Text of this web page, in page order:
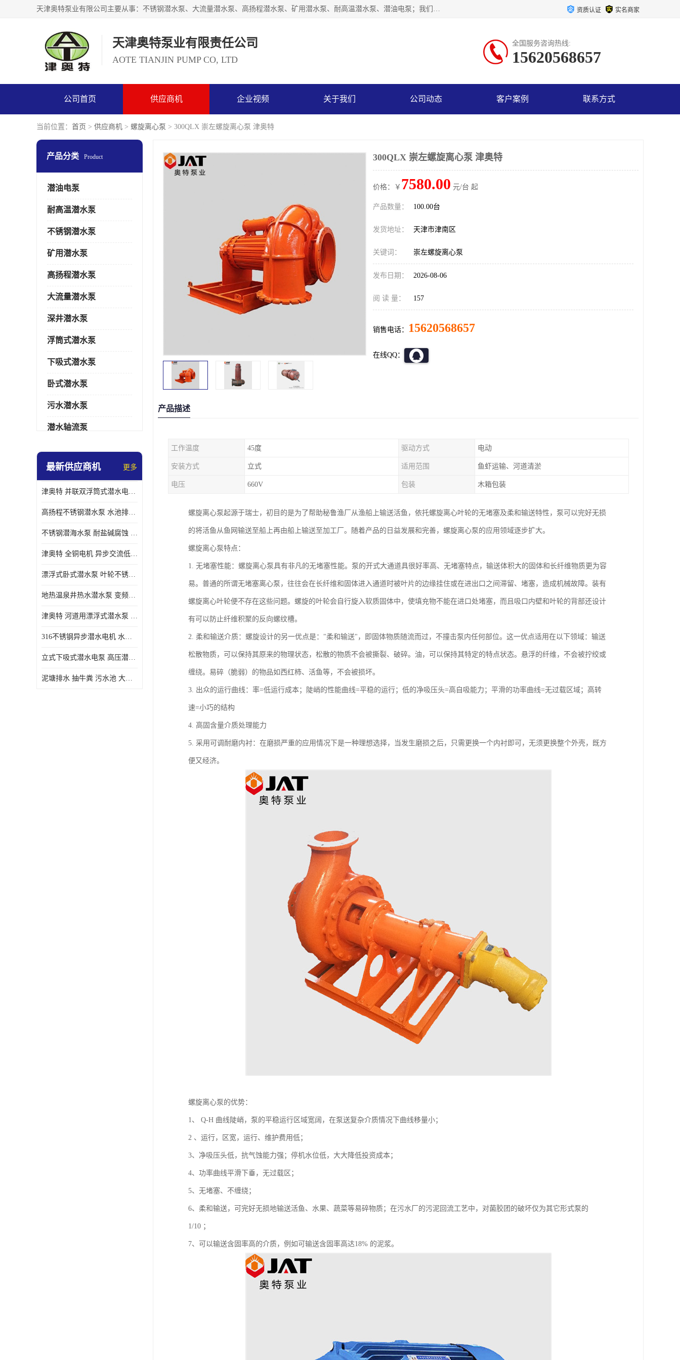
天津奥特泵业有限公司主要从事：不锈钢潜水泵、大流量潜水泵、高扬程潜水泵、矿用潜水泵、耐高温潜水泵、潜油电泵；我们以开发研制生产各种用途的水泵为主，历经十多年艰苦创业，已成为总资产达伍仟多万元，占地面积1万多平方米，年生产能力几百万（台）套，形成集设计研发、制造安装、技术服务于一体的现代规模型企业。 资质认证 实名商家
天津奥特泵业有限责任公司
AOTE TIANJIN PUMP CO, LTD
全国服务咨询热线:
15620568657
公司首页 供应商机 企业视频 关于我们 公司动态 客户案例 联系方式
当前位置： 首页 > 供应商机 > 螺旋离心泵 > 300QLX 崇左螺旋离心泵 津奥特
产品分类 Product
潜油电泵
耐高温潜水泵
不锈钢潜水泵
矿用潜水泵
高扬程潜水泵
大流量潜水泵
深井潜水泵
浮筒式潜水泵
下吸式潜水泵
卧式潜水泵
污水潜水泵
潜水轴流泵
螺旋离心泵
控制柜
最新供应商机 更多
津奥特 并联双浮筒式潜水电泵 矿山抢险泵 大流量卧式安装 可提供定制
高扬程不锈钢潜水泵 水池排水 变频 井用潜水电泵供应 能耗低 工厂批发
不锈钢潜海水泵 耐盐碱腐蚀 大流量 立式卧式下吸式安装 厂家定制
津奥特 全铜电机 异步交流低压潜水电机 运行稳定售后质保 致电咨询
漂浮式卧式潜水泵 叶轮不锈钢材质 大流量 变频抽水泵 厂家质保售后
地热温泉井热水潜水泵 变频不锈钢 130直径油泵 高温深井泵 津奥特
津奥特 河道用漂浮式潜水泵 不锈钢泵轴 大口径大流量 产品可定制
316不锈钢异步潜水电机 水冷式 可连续运行 定制功率电压 奥特泵业
立式下吸式潜水电泵 高压潜水排沙泵 大功率 深水施工作业 型号可定制
泥塘排水 抽牛粪 污水池 大口径潜水螺旋离心泵 材质特征 奥特泵业
300QLX 崇左螺旋离心泵 津奥特
价格：￥ 7580.00 元/台 起
产品数量： 100.00台
发货地址： 天津市津南区
关键词： 崇左螺旋离心泵
发布日期： 2026-08-06
阅 读 量： 157
销售电话： 15620568657
在线QQ：
产品描述
工作温度 45度 驱动方式 电动
安装方式 立式 适用范围 鱼虾运输、河道清淤
电压 660V 包装 木箱包装
螺旋离心泵起源于瑞士，初目的是为了帮助秘鲁渔厂从渔船上输送活鱼，依托螺旋离心叶轮的无堵塞及柔和输送特性，泵可以完好无损
的将活鱼从鱼网输送至船上再由船上输送至加工厂。随着产品的日益发展和完善，螺旋离心泵的应用领域逐步扩大。
螺旋离心泵特点：
1. 无堵塞性能：螺旋离心泵具有非凡的无堵塞性能。泵的开式大通道具很好率高、无堵塞特点，输送体积大的固体和长纤维物质更为容
易。普通的所谓无堵塞离心泵，往往会在长纤维和固体进入通道时被叶片的边缘挂住或在进出口之间滞留、堵塞，造成机械故障。装有
螺旋离心叶轮便不存在这些问题。螺旋的叶轮会自行旋入软质固体中，使填充物不能在进口处堵塞，而且吸口内壁和叶轮的背部还设计
有可以防止纤维积聚的反向螺纹槽。
2. 柔和输送介质：螺旋设计的另一优点是："柔和输送"，即固体物质随流而过，不撞击泵内任何部位。这一优点适用在以下领域：输送
松散物质，可以保持其原来的物理状态，松散的物质不会被撕裂、破碎。油，可以保持其特定的特点状态。悬浮的纤维，不会被拧绞或
缠绕。易碎（脆弱）的物品如西红柿、活鱼等，不会被损坏。
3. 出众的运行曲线：率=低运行成本；陡峭的性能曲线=平稳的运行；低的净吸压头=高自吸能力；平滑的功率曲线=无过载区域；高转
速=小巧的结构
4. 高固含量介质处理能力
5. 采用可调耐磨内衬：在磨损严重的应用情况下是一种理想选择，当发生磨损之后，只需更换一个内衬即可，无须更换整个外壳，既方
便又经济。
螺旋离心泵的优势：
1、 Q-H 曲线陡峭，泵的平稳运行区域宽阔，在泵送复杂介质情况下曲线移量小；
2 、运行，区宽，运行、维护费用低；
3、净吸压头低，抗气蚀能力强；停机水位低，大大降低投资成本；
4、功率曲线平滑下垂，无过载区；
5、无堵塞、不缠绕；
6、柔和输送，可完好无损地输送活鱼、水果、蔬菜等易碎物质；在污水厂的污泥回流工艺中，对菌胶团的破坏仅为其它形式泵的
1/10 ；
7、可以输送含固率高的介质，例如可输送含固率高达18% 的泥浆。